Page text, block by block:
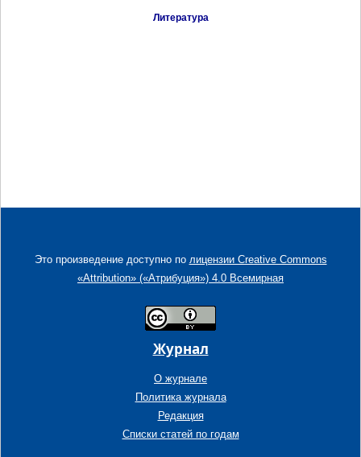
Литература
Это произведение доступно по лицензии Creative Commons
«Attribution» («Атрибуция») 4.0 Всемирная
Журнал
О журнале
Политика журнала
Редакция
Списки статей по годам